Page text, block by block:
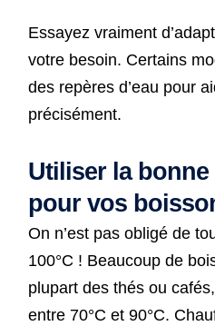
Essayez vraiment
votre besoin. Certains
des repères d’eau pour
précisément.
Utiliser la
pour vos
On n’est pas obligé de
100°C ! Beaucoup de
plupart des thés ou
entre 70°C et 90°C.